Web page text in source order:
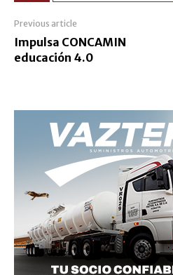
Previous article
Impulsa CONCAMIN
educación 4.0